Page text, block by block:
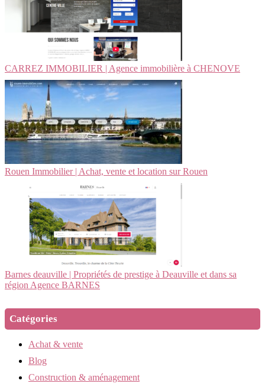
CARREZ IMMOBILIER | Agence immobilière à CHENOVE
Rouen Immobilier | Achat, vente et location sur Rouen
Barnes deauville | Propriétés de prestige à Deauville et dans sa
région Agence BARNES
Catégories
Achat & vente
Blog
Construction & aménagement